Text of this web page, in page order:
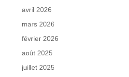
avril 2026
mars 2026
février 2026
août 2025
juillet 2025